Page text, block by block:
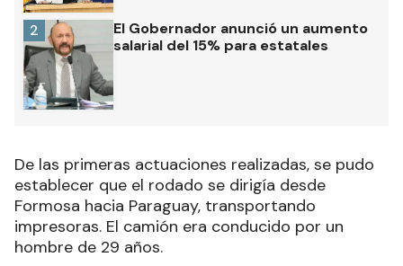
El Gobernador anunció un aumento
salarial del 15% para estatales
2
De las primeras actuaciones realizadas, se pudo
establecer que el rodado se dirigía desde
Formosa hacia Paraguay, transportando
impresoras. El camión era conducido por un
hombre de 29 años.